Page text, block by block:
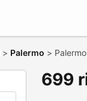
> Palermo > Palermo
699